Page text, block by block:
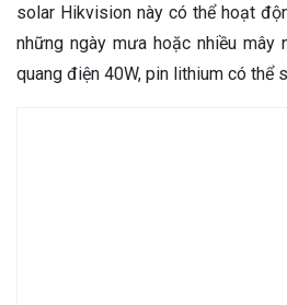
solar Hikvision này có thể hoạt
những ngày mưa hoặc nhiều mây
quang điện 40W, pin lithium có thể